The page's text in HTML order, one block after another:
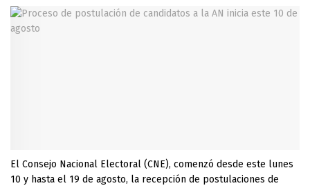
El Consejo Nacional Electoral (CNE), comenzó desde este lunes
10 y hasta el 19 de agosto, la recepción de postulaciones de